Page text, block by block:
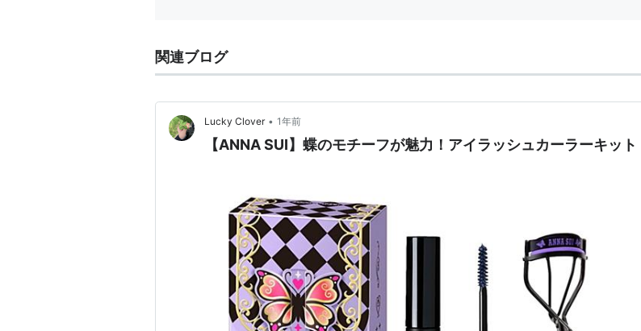
関連ブログ
Lucky Clover • 1年前
【ANNA SUI】蝶のモチーフが魅力！アイラッシュカーラーキット